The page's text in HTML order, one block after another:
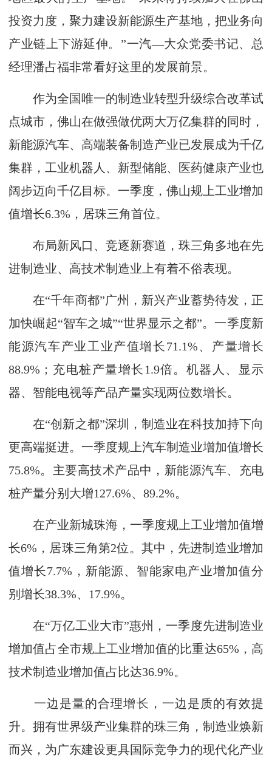
投资力度，聚力建设新能源生产基地，把业务向
产业链上下游延伸。”一汽—大众党委书记、总
经理潘占福非常看好这里的发展前景。
作为全国唯一的制造业转型升级综合改革试
点城市，佛山在做强做优两大万亿集群的同时，
新能源汽车、高端装备制造产业已发展成为千亿
集群，工业机器人、新型储能、医药健康产业也
阔步迈向千亿目标。一季度，佛山规上工业增加
值增长6.3%，居珠三角首位。
布局新风口、竞逐新赛道，珠三角多地在先
进制造业、高技术制造业上有着不俗表现。
在“千年商都”广州，新兴产业蓄势待发，正
加快崛起“智车之城”“世界显示之都”。一季度新
能源汽车产业工业产值增长71.1%、产量增长
88.9%；充电桩产量增长1.9倍。机器人、显示
器、智能电视等产品产量实现两位数增长。
在“创新之都”深圳，制造业在科技加持下向
更高端挺进。一季度规上汽车制造业增加值增长
75.8%。主要高技术产品中，新能源汽车、充电
桩产量分别大增127.6%、89.2%。
在产业新城珠海，一季度规上工业增加值增
长6%，居珠三角第2位。其中，先进制造业增加
值增长7.7%，新能源、智能家电产业增加值分
别增长38.3%、17.9%。
在“万亿工业大市”惠州，一季度先进制造业
增加值占全市规上工业增加值的比重达65%，高
技术制造业增加值占比达36.9%。
一边是量的合理增长，一边是质的有效提
升。拥有世界级产业集群的珠三角，制造业焕新
而兴，为广东建设更具国际竞争力的现代化产业